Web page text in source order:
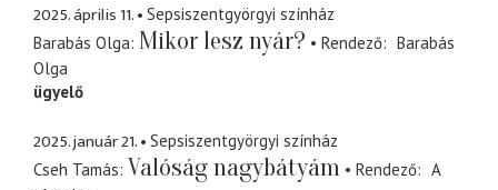
2025. április 11.
Sepsiszentgyörgyi színház
Barabás Olga Mikor lesz nyár? Rendező
Barabás
Olga
ügyelő
2025. január 21.
Sepsiszentgyörgyi színház
Cseh Tamás Valóság nagybátyám Rendező
A